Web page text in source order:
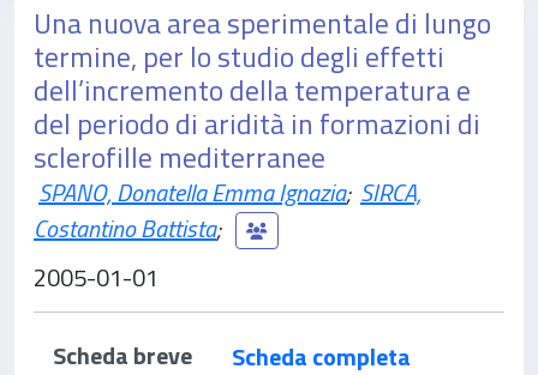
Una nuova area sperimentale di lungo
termine, per lo studio degli effetti
dell’incremento della temperatura e
del periodo di aridità in formazioni di
sclerofille mediterranee
SPANO, Donatella Emma Ignazia; SIRCA,
Costantino Battista;
2005-01-01
Scheda breve
Scheda completa